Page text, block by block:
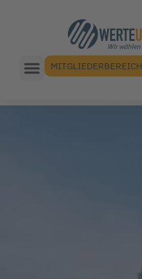
MITGLIEDERBEREICH